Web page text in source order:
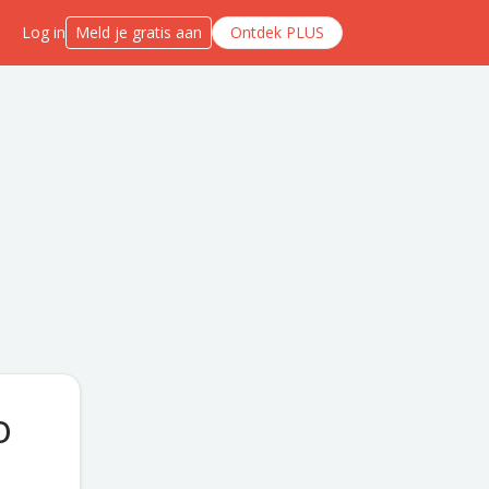
Log in Meld je gratis aan Ontdek PLUS